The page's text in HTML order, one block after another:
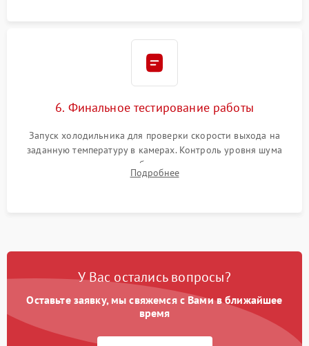
6. Финальное тестирование работы
Запуск холодильника для проверки скорости выхода на
заданную температуру в камерах. Контроль уровня шума
компрессора, отсутствия обмерзания стенок и корректного
срабатывания системы автоматической оттайки.
Подробнее
У Вас остались вопросы?
Оставьте заявку, мы свяжемся с Вами в ближайшее
время